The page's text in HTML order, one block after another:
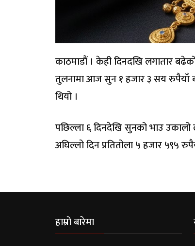
काठमाडौं । केही दिनदखि लगातार
तुलनामा आज सुन १ हजार ३ सय रुपैयाँ
थियो ।
पछिल्ला ६ दिनदेखि सुनको भाउ
अघिल्लो दिन प्रतितोला ५ हजार ५९५
हाम्रो बारेमा